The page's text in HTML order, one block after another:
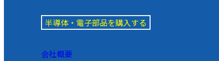
半導体・電子部品を購入する
会社概要